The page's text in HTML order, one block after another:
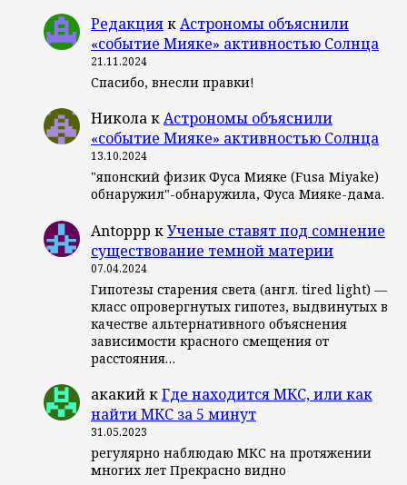
РедакциякАстрономы объяснили
«событие Мияке» активностью Солнца
21.11.2024
Спасибо, внесли правки!
НиколакАстрономы объяснили
«событие Мияке» активностью Солнца
13.10.2024
"японский физик Фуса Мияке (Fusa Miyake)
обнаружил"-обнаружила, Фуса Мияке-дама.
Antoppp кУченые ставят под сомнение
существование темной материи
07.04.2024
Гипотезы старения света (англ. tired light) —
класс опровергнутых гипотез, выдвинутых в
качестве альтернативного объяснения
зависимости красного смещения от
расстояния…
акакийкГде находится МКС, или как
найти МКС за 5 минут
31.05.2023
регулярно наблюдаю МКС на протяжении
многих лет Прекрасно видно